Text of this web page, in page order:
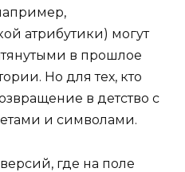
атрибутики) могут
в прошлое
Но для тех, кто
в детство с
и символами.
где на поле